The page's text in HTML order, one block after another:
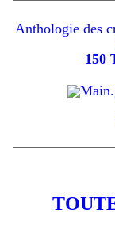
Anthologie des
150